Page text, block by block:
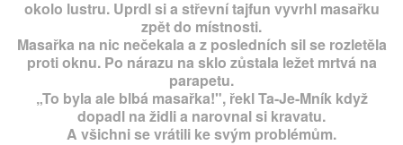
okolo lustru. Uprdl si a střevní tajfun vyvrhl masařku
zpět do místnosti.
Masařka na nic nečekala a z posledních sil se rozletěla
proti oknu. Po nárazu na sklo zůstala ležet mrtvá na
parapetu.
„To byla ale blbá masařka!", řekl Ta-Je-Mník když
dopadl na židli a narovnal si kravatu.
A všichni se vrátili ke svým problémům.